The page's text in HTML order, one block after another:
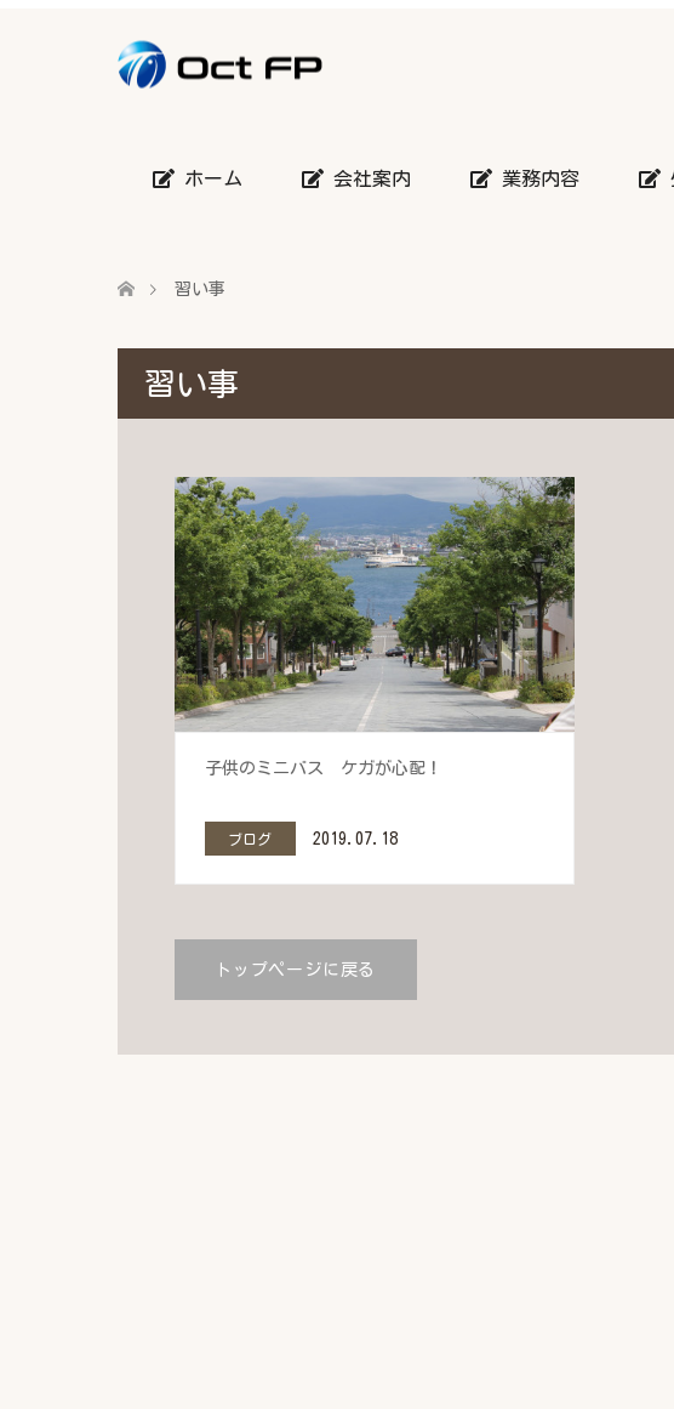
ホーム 会社案内 業務内容
習い事
習い事
子供のミニバス ケガが心配！
ブログ 2019.07.18
トップページに戻る